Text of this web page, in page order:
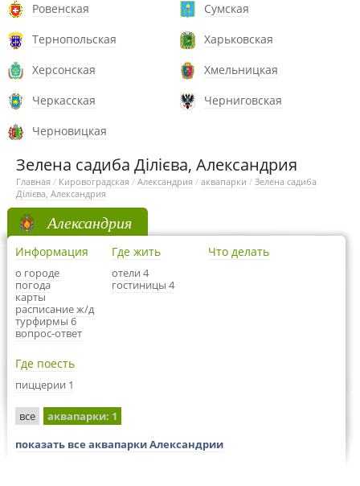
Ровенская
Сумская
Тернопольская
Харьковская
Херсонская
Хмельницкая
Черкасская
Черниговская
Черновицкая
Зелена садиба Ділієва, Александрия
Главная / Кировоградская / Александрия / аквапарки / Зелена садиба
Ділієва, Александрия
Александрия
Информация
о городе
погода
карты
расписание ж/д
турфирмы 6
вопрос-ответ
Где жить
отели 4
гостиницы 4
Что делать
Где поесть
пиццерии 1
все аквапарки: 1
показать все аквапарки Александрии